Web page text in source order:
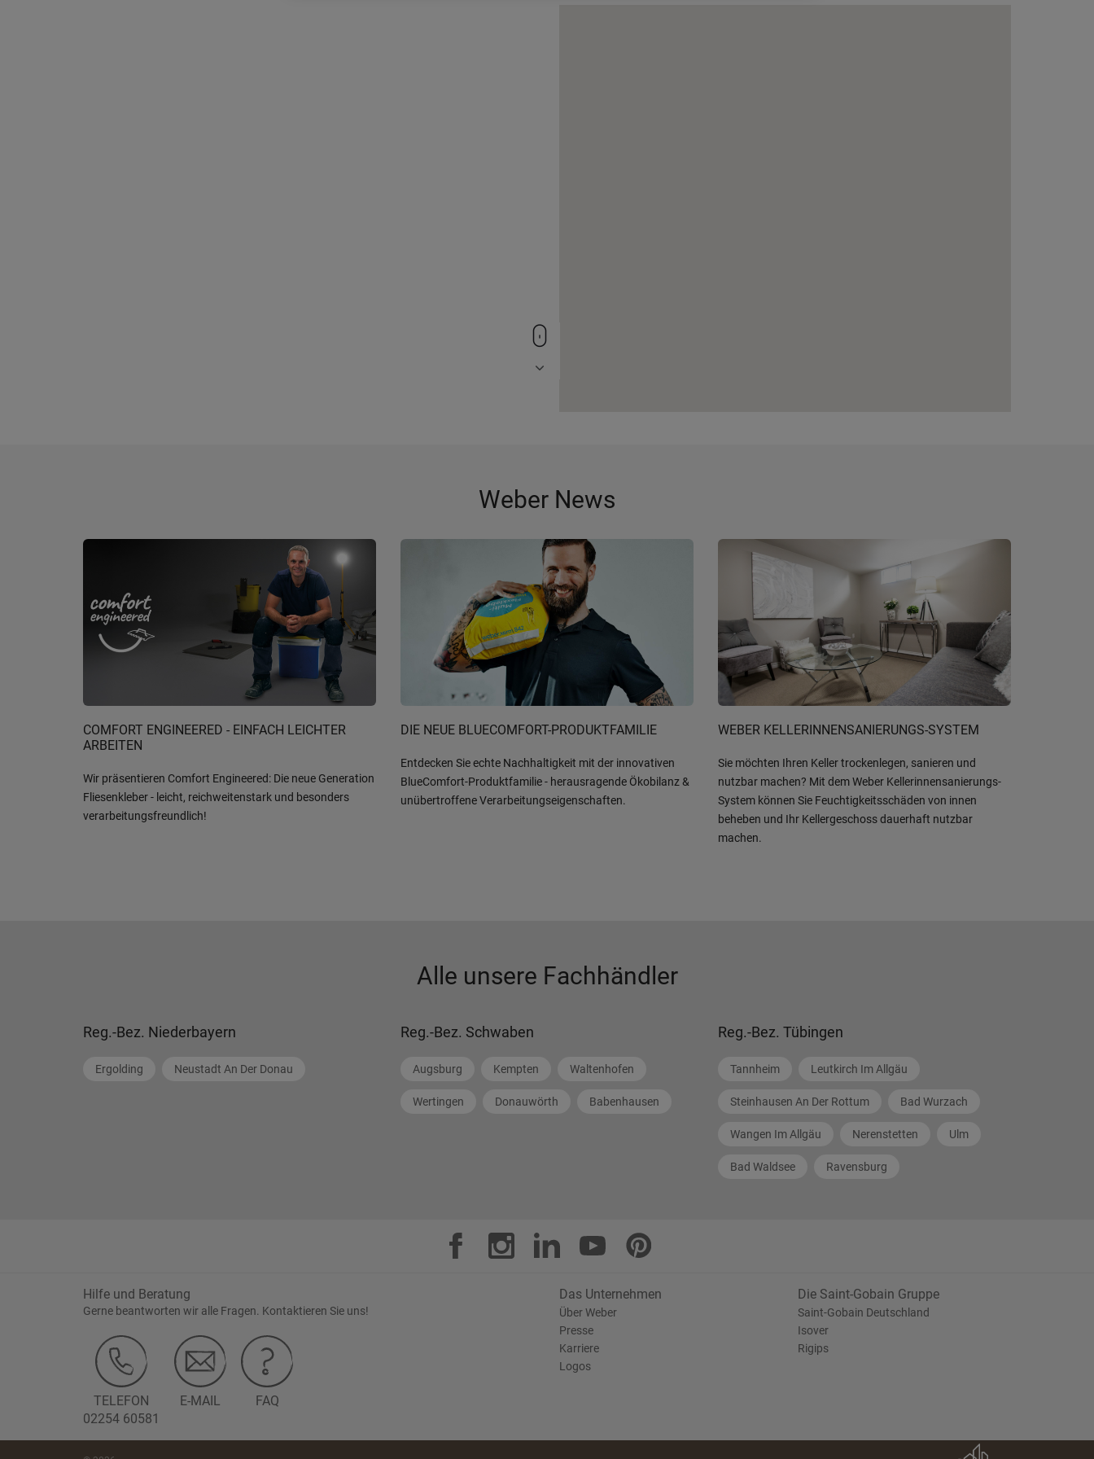
Weber News
COMFORT ENGINEERED - EINFACH LEICHTER
ARBEITEN
Wir präsentieren Comfort Engineered: Die neue Generation
Fliesenkleber - leicht, reichweitenstark und besonders
verarbeitungsfreundlich!
DIE NEUE BLUECOMFORT-PRODUKTFAMILIE
Entdecken Sie echte Nachhaltigkeit mit der innovativen
BlueComfort-Produktfamilie - herausragende Ökobilanz &
unübertroffene Verarbeitungseigenschaften.
WEBER KELLERINNENSANIERUNGS-SYSTEM
Sie möchten Ihren Keller trockenlegen, sanieren und
nutzbar machen? Mit dem Weber Kellerinnensanierungs-
System können Sie Feuchtigkeitsschäden von innen
beheben und Ihr Kellergeschoss dauerhaft nutzbar
machen.
Alle unsere Fachhändler
Reg.-Bez. Niederbayern
Ergolding Neustadt An Der Donau
Reg.-Bez. Schwaben
Augsburg Kempten Waltenhofen
Wertingen Donauwörth Babenhausen
Reg.-Bez. Tübingen
Tannheim Leutkirch Im Allgäu
Steinhausen An Der Rottum Bad Wurzach
Wangen Im Allgäu Nerenstetten Ulm
Bad Waldsee Ravensburg
Hilfe und Beratung
Gerne beantworten wir alle Fragen. Kontaktieren Sie uns!
TELEFON
02254 60581
E-MAIL FAQ
Das Unternehmen
Über Weber
Presse
Karriere
Logos
Die Saint-Gobain Gruppe
Saint-Gobain Deutschland
Isover
Rigips